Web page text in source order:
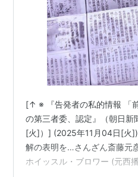
[↑ ※ 『告発者の私的情報 「
の第三者委、認定』（朝日
[火]）] (2025年11月04日[火
解の表明を…さんざん斎藤元
ホイッスル・ブロワー (元西